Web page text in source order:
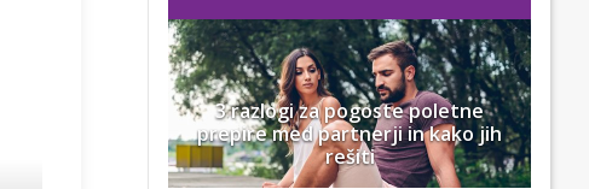
3 razlogi za pogoste poletne
prepire med partnerji in kako jih
rešiti